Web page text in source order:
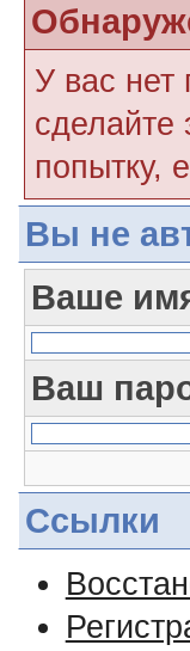
У вас нет
сделайте
попытку,
Вы не
Ваше
Ваш
Ссылки